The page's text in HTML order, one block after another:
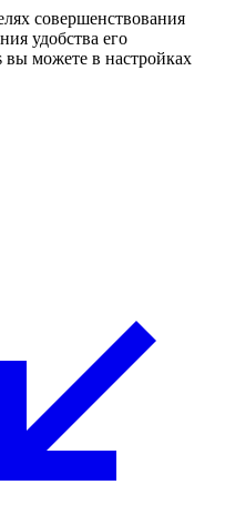
совершенствования
удобства его
вы можете в настройках